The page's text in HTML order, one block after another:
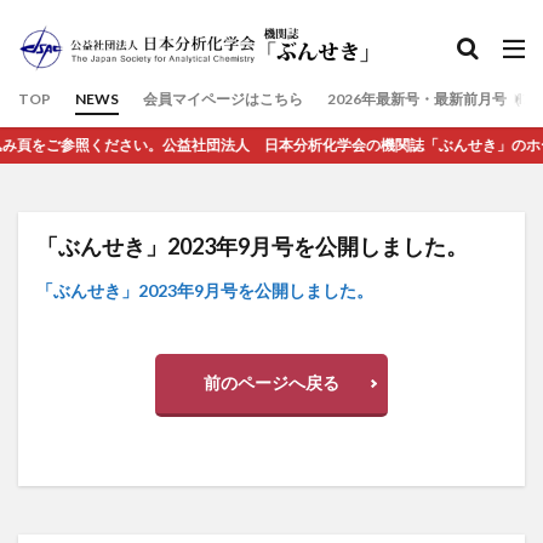
TOP NEWS 会員マイページはこちら 2026年最新号・最新前月号（7
照ください。公益社団法人 日本分析化学会の機関誌「ぶんせき」のホームペー
「ぶんせき」2023年9月号を公開しました。
「ぶんせき」2023年9月号を公開しました。
前のページへ戻る